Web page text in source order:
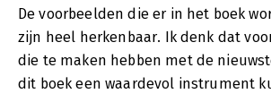
De voorbeelden die er in het boek
zijn heel herkenbaar. Ik denk dat
die te maken hebben met de
dit boek een waardevol instrument